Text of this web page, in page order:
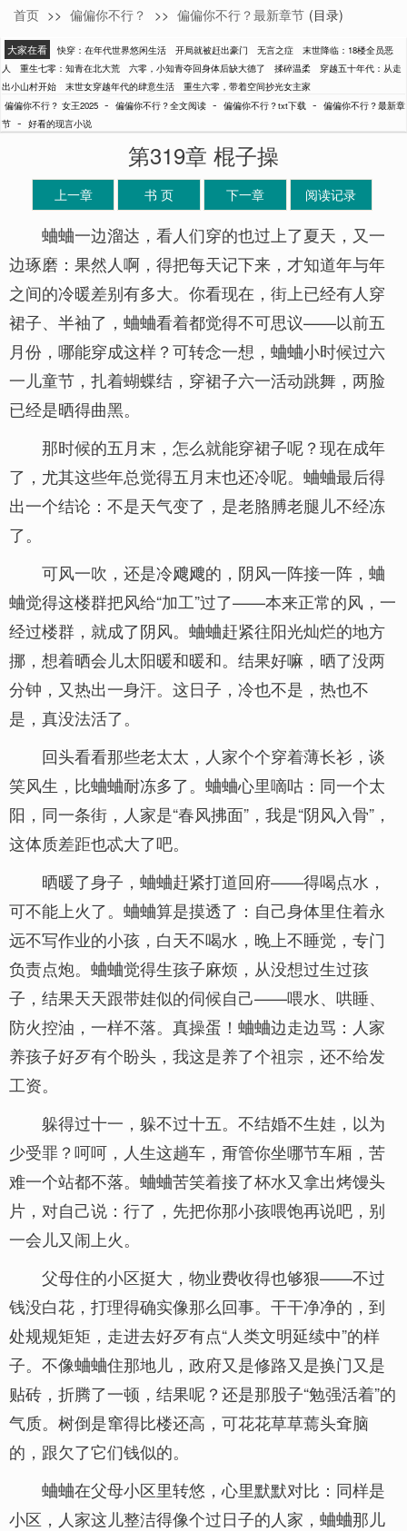
女王2025
首页 >> 偏偏你不行？ >> 偏偏你不行？最新章节 (目录)
大家在看 快穿：在年代世界悠闲生活 开局就被赶出豪门 无言之症
末世降临：18楼全员恶
人
重生七零：知青在北大荒 六零，小知青夺回身体后缺大德了 揉碎温柔
穿越五十年代：从走
出小山村开始
末世女穿越年代的肆意生活
重生六零，带着空间抄光女主家
偏偏你不行？ 女王2025 - 偏偏你不行？全文阅读 - 偏偏你不行？txt下载 - 偏偏你不行？最新章
节 - 好看的现言小说
第319章 棍子操
上一章 书 页 下一章 阅读记录
蛐蛐一边溜达，看人们穿的也过上了夏天，又一
边琢磨：果然人啊，得把每天记下来，才知道年与年
之间的冷暖差别有多大。你看现在，街上已经有人穿
裙子、半袖了，蛐蛐看着都觉得不可思议——以前五
月份，哪能穿成这样？可转念一想，蛐蛐小时候过六
一儿童节，扎着蝴蝶结，穿裙子六一活动跳舞，两脸
已经是晒得曲黑。
那时候的五月末，怎么就能穿裙子呢？现在成年
了，尤其这些年总觉得五月末也还冷呢。蛐蛐最后得
出一个结论：不是天气变了，是老胳膊老腿儿不经冻
了。
可风一吹，还是冷飕飕的，阴风一阵接一阵，蛐
蛐觉得这楼群把风给“加工”过了——本来正常的风，一
经过楼群，就成了阴风。蛐蛐赶紧往阳光灿烂的地方
挪，想着晒会儿太阳暖和暖和。结果好嘛，晒了没两
分钟，又热出一身汗。这日子，冷也不是，热也不
是，真没法活了。
回头看看那些老太太，人家个个穿着薄长衫，谈
笑风生，比蛐蛐耐冻多了。蛐蛐心里嘀咕：同一个太
阳，同一条街，人家是“春风拂面”，我是“阴风入骨”，
这体质差距也忒大了吧。
晒暖了身子，蛐蛐赶紧打道回府——得喝点水，
可不能上火了。蛐蛐算是摸透了：自己身体里住着永
远不写作业的小孩，白天不喝水，晚上不睡觉，专门
负责点炮。蛐蛐觉得生孩子麻烦，从没想过生过孩
子，结果天天跟带娃似的伺候自己——喂水、哄睡、
防火控油，一样不落。真操蛋！蛐蛐边走边骂：人家
养孩子好歹有个盼头，我这是养了个祖宗，还不给发
工资。
躲得过十一，躲不过十五。不结婚不生娃，以为
少受罪？呵呵，人生这趟车，甭管你坐哪节车厢，苦
难一个站都不落。蛐蛐苦笑着接了杯水又拿出烤馒头
片，对自己说：行了，先把你那小孩喂饱再说吧，别
一会儿又闹上火。
父母住的小区挺大，物业费收得也够狠——不过
钱没白花，打理得确实像那么回事。干干净净的，到
处规规矩矩，走进去好歹有点“人类文明延续中”的样
子。不像蛐蛐住那地儿，政府又是修路又是换门又是
贴砖，折腾了一顿，结果呢？还是那股子“勉强活着”的
气质。树倒是窜得比楼还高，可花花草草蔫头耷脑
的，跟欠了它们钱似的。
蛐蛐在父母小区里转悠，心里默默对比：同样是
小区，人家这儿整洁得像个过日子的人家，蛐蛐那儿